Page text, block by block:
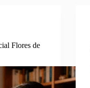
Flores de